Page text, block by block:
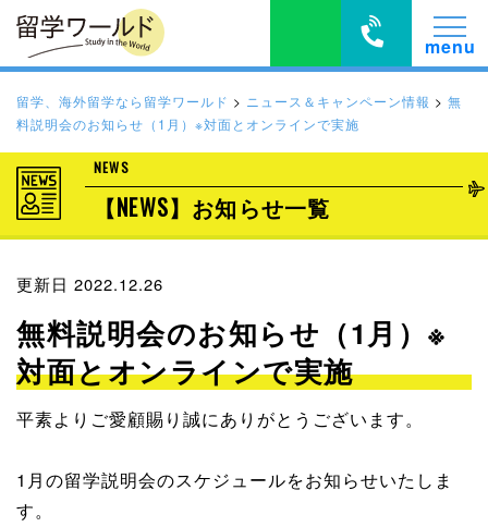
留学、海外留学なら留学ワールド > ニュース＆キャンペーン情報 > 無
料説明会のお知らせ（1月）※対面とオンラインで実施
NEWS
【NEWS】お知らせ一覧
更新日 2022.12.26
無料説明会のお知らせ（1月）※
対面とオンラインで実施
平素よりご愛顧賜り誠にありがとうございます。
1月の留学説明会のスケジュールをお知らせいたしま
す。